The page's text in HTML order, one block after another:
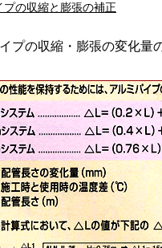
プの収縮と膨張の補正
プの収縮・膨張の変化量